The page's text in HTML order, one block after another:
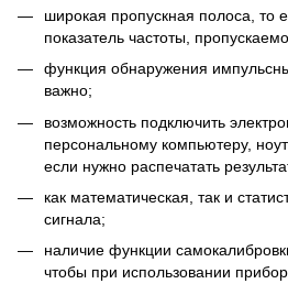
широкая пропускная полоса, то
показатель частоты,
функция обнаружения
важно;
возможность подключить
персональному компьютеру,
если нужно распечатать
как математическая, так и
сигнала;
наличие функции
чтобы при использовании